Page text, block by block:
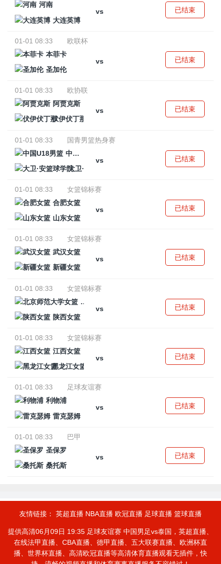
河南
vs
大连英博
已结束
01-01 08:33
欧联杯
本菲卡
vs
圣加伦
已结束
01-01 08:33
欧协联
阿贾克斯
vs
伏伊伏丁那
已结束
01-01 08:33
国青男篮热身赛
中国U18男篮
vs
大卫·安篮球学院
已结束
01-01 08:33
女篮锦标赛
合肥女篮
vs
山东女篮
已结束
01-01 08:33
女篮锦标赛
武汉女篮
vs
新疆女篮
已结束
01-01 08:33
女篮锦标赛
北京师范大学女篮
vs
陕西女篮
已结束
01-01 08:33
女篮锦标赛
江西女篮
vs
黑龙江女篮
已结束
01-01 08:33
足球友谊赛
利物浦
vs
雷克瑟姆
已结束
01-01 08:33
巴甲
圣保罗
vs
桑托斯
已结束
友情链接： 英超直播 NBA直播 欧冠直播 足球直播 篮球直播
提供高清06月09日 19:35 足球友谊赛 中国男足vs泰国，英超直播、
在线法甲直播、CBA直播、德甲直播、五大联赛直播、欧洲杯直
播、世界杯直播、高清欧冠直播等高清体育直播观看无插件，快